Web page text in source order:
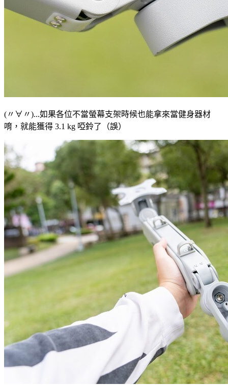
(〃∀〃)...如果各位不當螢幕支架時候也能拿來當健身器材
唷，就能獲得 3.1 kg 啞鈴了（誤）